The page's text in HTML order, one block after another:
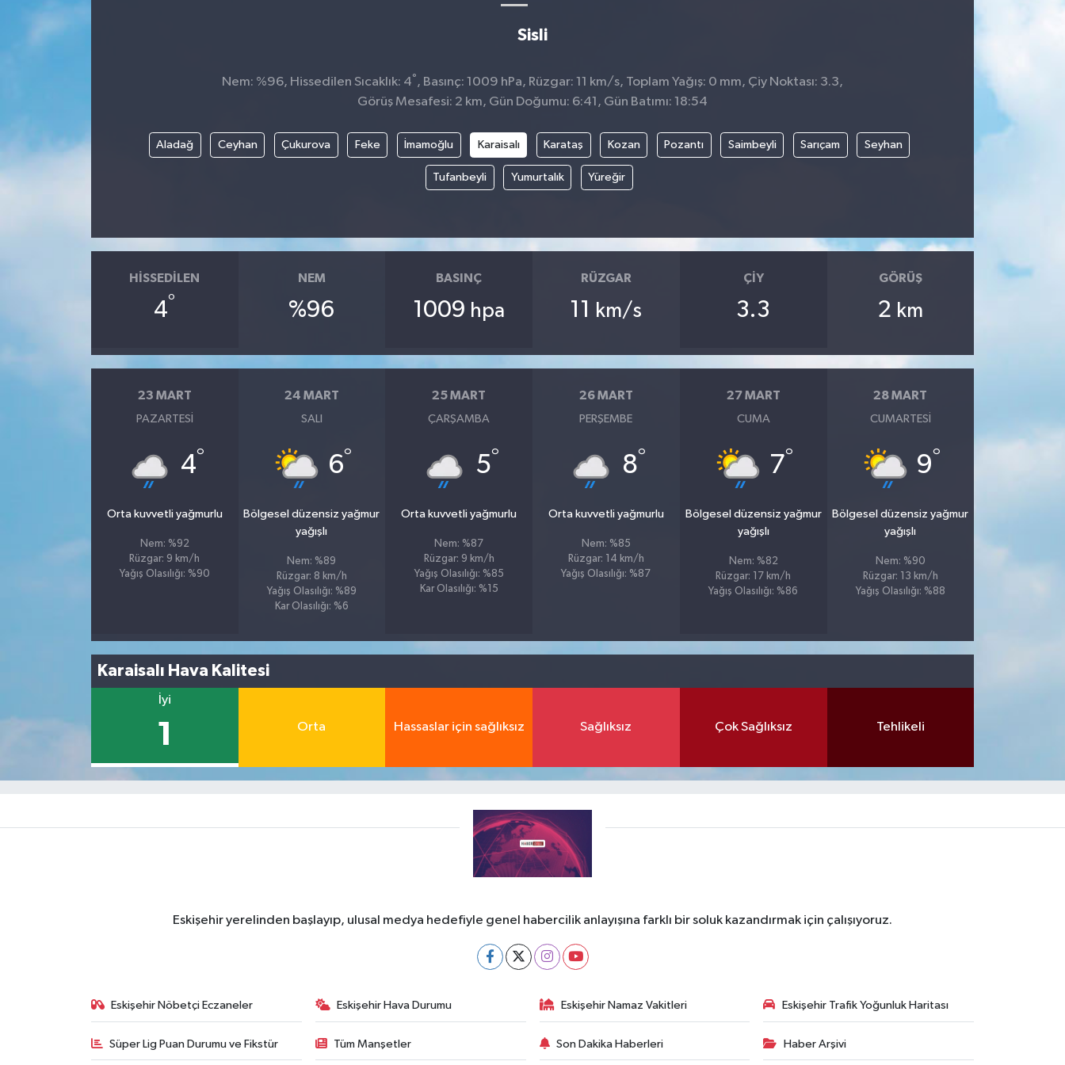
Sisli
Nem: %96, Hissedilen Sıcaklık: 4° , Basınç: 1009 hPa, Rüzgar: 11 km/s, Toplam Yağış: 0 mm, Çiy Noktası: 3.3,
Görüş Mesafesi: 2 km, Gün Doğumu: 6:41, Gün Batımı: 18:54
Aladağ Ceyhan Çukurova Feke İmamoğlu Karaisalı Karataş Kozan Pozantı Saimbeyli Sarıçam Seyhan
Tufanbeyli Yumurtalık Yüreğir
HISSEDILEN
4°
NEM
%96
BASINÇ
1009 hpa
RÜZGAR
11 km/s
ÇIY
3.3
GÖRÜŞ
2 km
23 MART
PAZARTESI
4°
Orta kuvvetli yağmurlu
Nem: %92
Rüzgar: 9 km/h
Yağış Olasılığı: %90
24 MART
SALI
6°
Bölgesel düzensiz yağmur
yağışlı
Nem: %89
Rüzgar: 8 km/h
Yağış Olasılığı: %89
Kar Olasılığı: %6
25 MART
ÇARŞAMBA
5°
Orta kuvvetli yağmurlu
Nem: %87
Rüzgar: 9 km/h
Yağış Olasılığı: %85
Kar Olasılığı: %15
26 MART
PERŞEMBE
8°
Orta kuvvetli yağmurlu
Nem: %85
Rüzgar: 14 km/h
Yağış Olasılığı: %87
27 MART
CUMA
7°
Bölgesel düzensiz yağmur
yağışlı
Nem: %82
Rüzgar: 17 km/h
Yağış Olasılığı: %86
28 MART
CUMARTESI
9°
Bölgesel düzensiz yağmur
yağışlı
Nem: %90
Rüzgar: 13 km/h
Yağış Olasılığı: %88
Karaisalı Hava Kalitesi
İyi
1 Orta Hassaslar için sağlıksız Sağlıksız Çok Sağlıksız Tehlikeli
Eskişehir yerelinden başlayıp, ulusal medya hedefiyle genel habercilik anlayışına farklı bir soluk kazandırmak için çalışıyoruz.
Eskişehir Nöbetçi Eczaneler Eskişehir Hava Durumu Eskişehir Namaz Vakitleri Eskişehir Trafik Yoğunluk Haritası
Süper Lig Puan Durumu ve Fikstür Tüm Manşetler Son Dakika Haberleri Haber Arşivi